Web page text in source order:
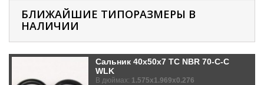
БЛИЖАЙШИЕ ТИПОРАЗМЕРЫ В
НАЛИЧИИ
Сальник 40x50x7 TC NBR 70-C-C
WLK
В дюймах: 1.575x1.969x0.276